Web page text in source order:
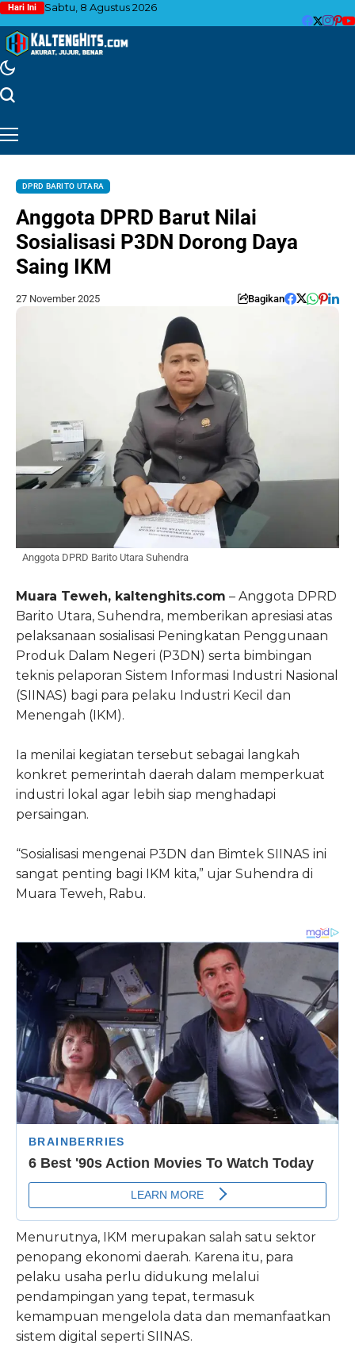
Hari Ini Sabtu, 8 Agustus 2026
DPRD BARITO UTARA
Anggota DPRD Barut Nilai
Sosialisasi P3DN Dorong Daya
Saing IKM
27 November 2025 Bagikan
Anggota DPRD Barito Utara Suhendra
Muara Teweh, kaltenghits.com – Anggota DPRD
Barito Utara, Suhendra, memberikan apresiasi atas
pelaksanaan sosialisasi Peningkatan Penggunaan
Produk Dalam Negeri (P3DN) serta bimbingan
teknis pelaporan Sistem Informasi Industri Nasional
(SIINAS) bagi para pelaku Industri Kecil dan
Menengah (IKM).
Ia menilai kegiatan tersebut sebagai langkah
konkret pemerintah daerah dalam memperkuat
industri lokal agar lebih siap menghadapi
persaingan.
“Sosialisasi mengenai P3DN dan Bimtek SIINAS ini
sangat penting bagi IKM kita,” ujar Suhendra di
Muara Teweh, Rabu.
Menurutnya, IKM merupakan salah satu sektor
penopang ekonomi daerah. Karena itu, para
pelaku usaha perlu didukung melalui
pendampingan yang tepat, termasuk
kemampuan mengelola data dan memanfaatkan
sistem digital seperti SIINAS.